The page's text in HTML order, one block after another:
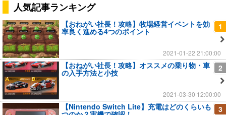
人気記事ランキング
1
【おねがい社長！攻略】牧場経営イベントを効
率良く進める4つのポイント
2021-01-22 21:00:00
2
【おねがい社長！攻略】オススメの乗り物・車
の入手方法と小技
2021-03-30 12:00:00
3
【Nintendo Switch Lite】充電はどのくらいも